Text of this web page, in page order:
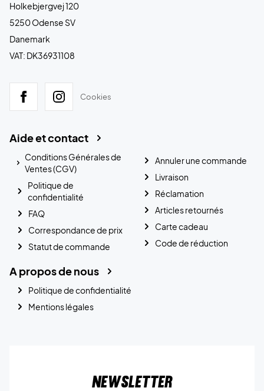
Holkebjergvej 120
5250 Odense SV
Danemark
VAT: DK36931108
Cookies
Aide et contact
Conditions Générales de
Ventes (CGV)
Politique de
confidentialité
FAQ
Correspondance de prix
Statut de commande
Annuler une commande
Livraison
Réclamation
Articles retournés
Carte cadeau
Code de réduction
A propos de nous
Politique de confidentialité
Mentions légales
Newsletter